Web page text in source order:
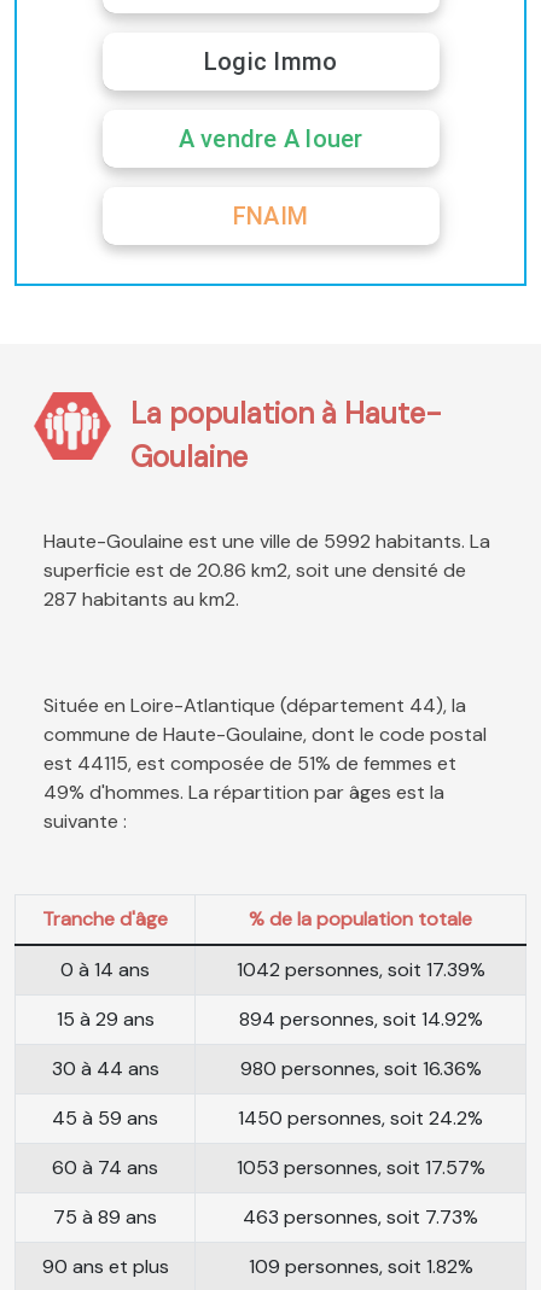
Logic Immo
A vendre A louer
FNAIM
La population à Haute-
Goulaine
Haute-Goulaine est une ville de 5992 habitants. La
superficie est de 20.86 km2, soit une densité de
287 habitants au km2.
Située en Loire-Atlantique (département 44), la
commune de Haute-Goulaine, dont le code postal
est 44115, est composée de 51% de femmes et
49% d'hommes. La répartition par âges est la
suivante :
Tranche d'âge
% de la population totale
0 à 14 ans
1042 personnes, soit 17.39%
15 à 29 ans
894 personnes, soit 14.92%
30 à 44 ans
980 personnes, soit 16.36%
45 à 59 ans
1450 personnes, soit 24.2%
60 à 74 ans
1053 personnes, soit 17.57%
75 à 89 ans
463 personnes, soit 7.73%
90 ans et plus
109 personnes, soit 1.82%